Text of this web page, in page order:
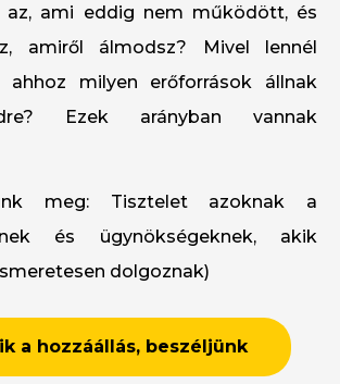
az, ami eddig nem működött, és
amiről álmodsz? Mivel lennél
ahhoz milyen erőforrások állnak
Ezek arányban vannak
meg: Tisztelet azoknak a
és ügynökségeknek, akik
dolgoznak)
a hozzáállás, beszéljünk